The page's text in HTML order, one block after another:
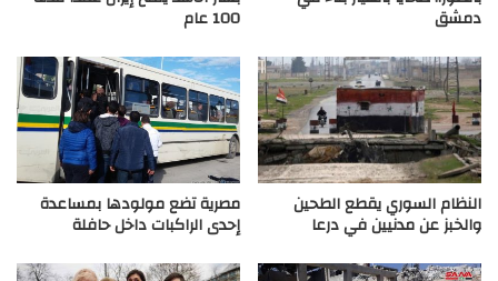
دمشق 100 عام
النظام السوري يقطع الطحين
والخبز عن مدنيين في درعا
مصرية تضع مولودها بمساعدة
إحدى الراكبات داخل حافلة